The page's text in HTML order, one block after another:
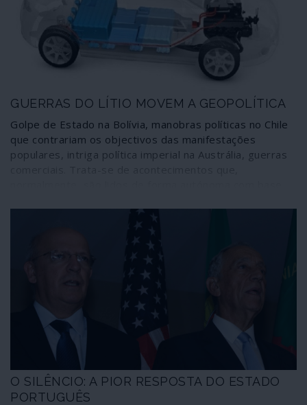
conspiradores estiveram em contacto directo com os
mesmos senadores dos Estados Unidos envolvidos nos
golpes de Guaidó contra a Venezuela. Estes e outros
factos, designadamente o papel da OEA, comprovam a
condução norte-americana do recente golpe de Estado
GUERRAS DO LÍTIO MOVEM A GEOPOLÍTICA
Golpe de Estado na Bolívia, manobras políticas no Chile
que contrariam os objectivos das manifestações
populares, intriga política imperial na Austrália, guerras
ser convenientemente interpretados se não forem
observados à luz de manobras geopolíticas de carácter
global relacionadas com um novo combustível
estratégico, capaz de rivalizar em importância com o
petróleo: o lítio. Sem ele não se fabricam as baterias
para a indústria de veículos eléctricos, em explosão, e
dos mais correntes gadets, a começar pelos
telemóveis.
O SILÊNCIO: A PIOR RESPOSTA DO ESTADO
PORTUGUÊS